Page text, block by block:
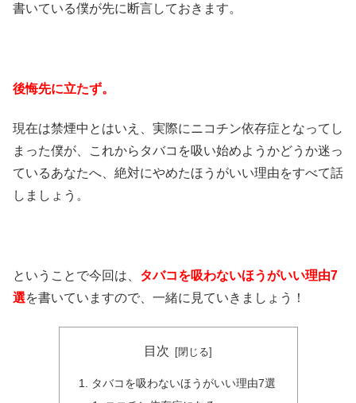
書いている僕が先に断言しておきます。
後悔先に立たず。
現在は禁煙中とはいえ、実際にニコチン依存症となってし
まった僕が、これからタバコを吸い始めようかどうか迷っ
ているあなたへ、絶対にやめたほうがいい理由をすべて話
しましょう。
ということで今回は、 タバコを吸わないほうがいい理由7
選を書いていますので、一緒に見ていきましょう！
目次
タバコを吸わないほうがいい理由7選